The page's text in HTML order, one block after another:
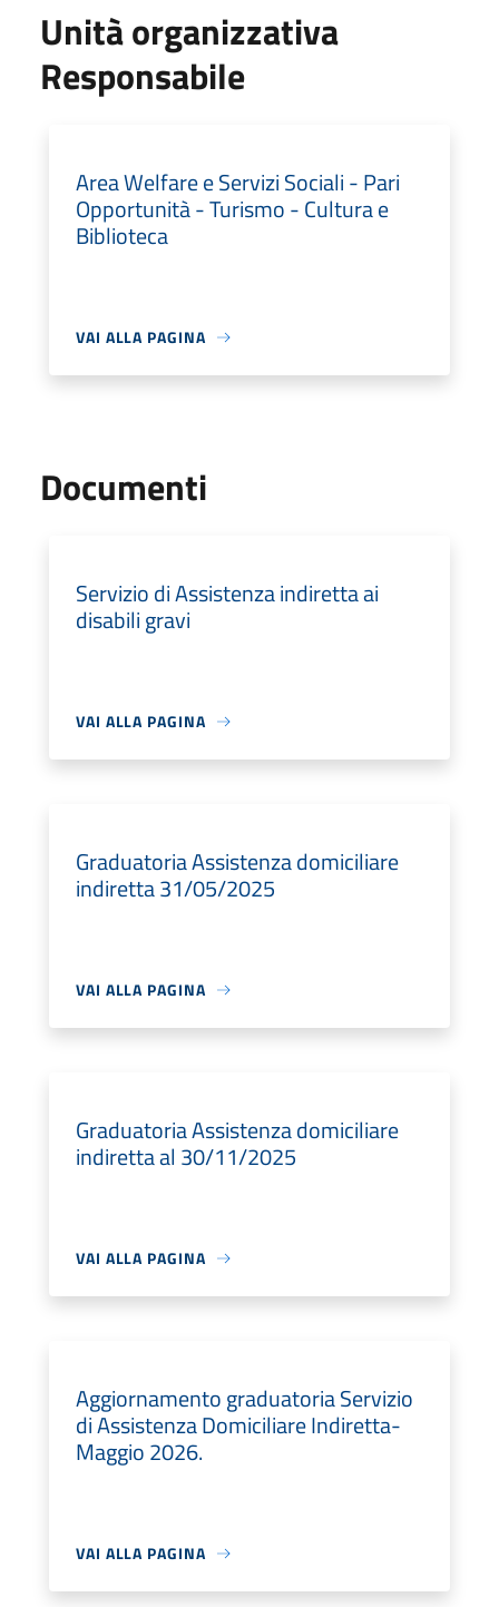
Unità organizzativa
Responsabile
Area Welfare e Servizi Sociali - Pari
Opportunità - Turismo - Cultura e
Biblioteca
VAI ALLA PAGINA
Documenti
Servizio di Assistenza indiretta ai
disabili gravi
VAI ALLA PAGINA
Graduatoria Assistenza domiciliare
indiretta 31/05/2025
VAI ALLA PAGINA
Graduatoria Assistenza domiciliare
indiretta al 30/11/2025
VAI ALLA PAGINA
Aggiornamento graduatoria Servizio
di Assistenza Domiciliare Indiretta-
Maggio 2026.
VAI ALLA PAGINA